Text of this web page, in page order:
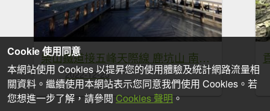
樂山鐵道接五峰天際線 鹿坑山 南比林山
2022-12-25
Cookie 使用同意
本網站使用 Cookies 以提昇您的使用體驗及統計網路流量相
關資料。繼續使用本網站表示您同意我們使用 Cookies。若
您想進一步了解，請參閱 Cookies 聲明 。